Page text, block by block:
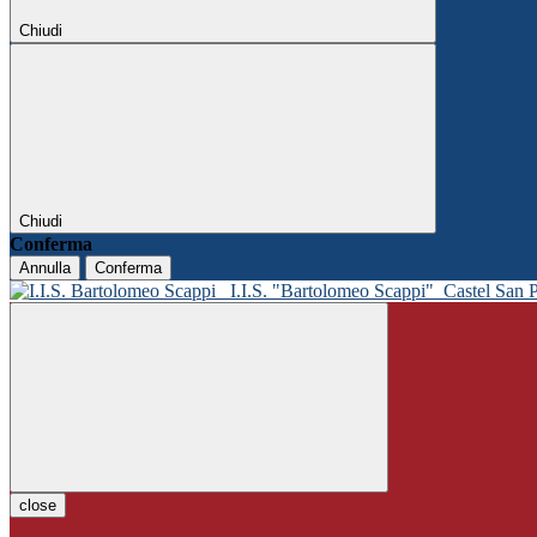
Chiudi
Chiudi
Conferma
Annulla Conferma
I.I.S. "Bartolomeo Scappi" Castel San
close